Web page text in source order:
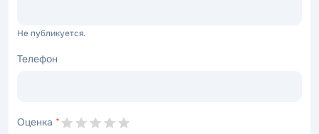
Не публикуется.
Телефон
Оценка *